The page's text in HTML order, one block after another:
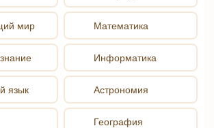
мир
язык
Математика
Информатика
Астрономия
География